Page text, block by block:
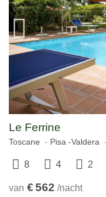
Le Ferrine
Toscane Pisa -Valdera
8 4 2
van €562 /nacht